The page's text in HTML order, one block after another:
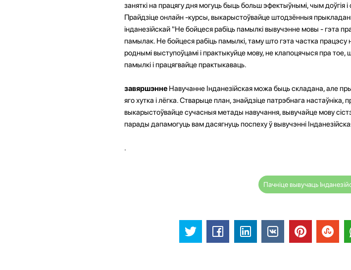
заняткі на працягу дня могуць быць больш эфектыўнымі, чым доўгія
Прайдзіце онлайн -курсы, выкарыстоўвайце штодзённыя
інданезійскай "Не бойцеся рабіць памылкі вывучэнне мовы - гэта
памылак. Не бойцеся рабіць памылкі, таму што гэта частка працэсу
роднымі выступоўцамі і практыкуйце мову, не клапоцячыся пра
памылкі і працягвайце практыкаваць.
завяршэнне Навучанне Інданезійская можа быць складана, але
яго хутка і лёгка. Стварыце план, знайдзіце патрэбнага
выкарыстоўвайце сучасныя метады навучання, вывучайце мову
парады дапамогуць вам дасягнуць поспеху ў вывучэнні
.
Пачніце вывучаць